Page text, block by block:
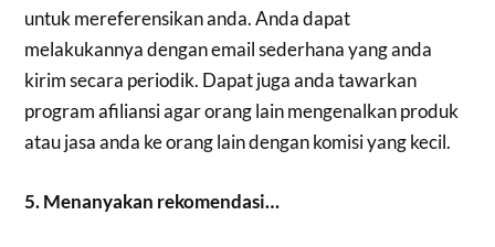
untuk mereferensikan anda. Anda dapat
melakukannya dengan email sederhana yang anda
kirim secara periodik. Dapat juga anda tawarkan
program afiliansi agar orang lain mengenalkan produk
atau jasa anda ke orang lain dengan komisi yang kecil.
5. Menanyakan rekomendasi…